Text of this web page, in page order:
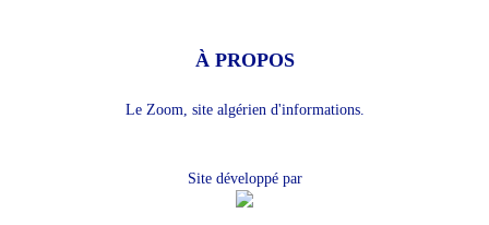
À PROPOS
Le Zoom, site algérien d'informations.
Site développé par